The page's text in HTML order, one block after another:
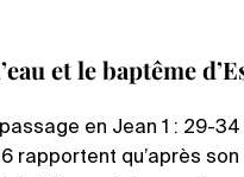
et le baptême
en Jean 1 : 29-34
rapportent qu’après son